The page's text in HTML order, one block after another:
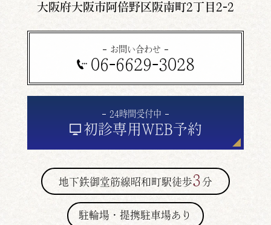
大阪府大阪市阿倍野区阪南町2丁目2-2
お問い合わせ
06-6629-3028
24時間受付中
初診専用WEB予約
地下鉄御堂筋線昭和町駅徒歩3分
駐輪場・提携駐車場あり